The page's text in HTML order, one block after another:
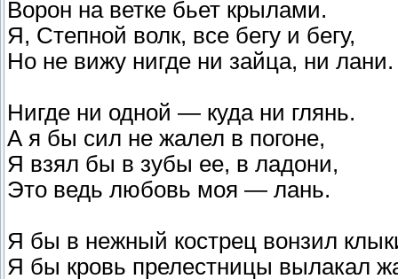
Ворон на ветке бьет крылами.
Я, Степной волк, все бегу и бегу,
Но не вижу нигде ни зайца, ни лани.
Нигде ни одной — куда ни глянь.
А я бы сил не жалел в погоне,
Я взял бы в зубы ее, в ладони,
Это ведь любовь моя — лань.
Я бы в нежный кострец вонзил
Я бы кровь прелестницы вылакал